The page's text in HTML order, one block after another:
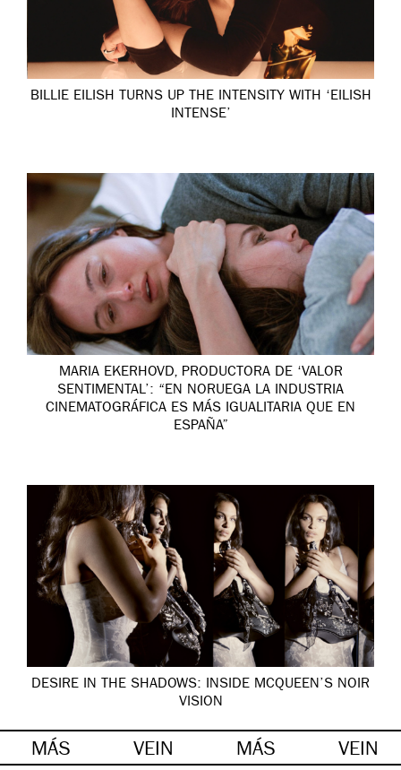
BILLIE EILISH TURNS UP THE INTENSITY WITH ‘EILISH
INTENSE’
MARIA EKERHOVD, PRODUCTORA DE ‘VALOR
SENTIMENTAL’: “EN NORUEGA LA INDUSTRIA
CINEMATOGRÁFICA ES MÁS IGUALITARIA QUE EN
ESPAÑA”
DESIRE IN THE SHADOWS: INSIDE MCQUEEN’S NOIR
VISION
MÁS VEIN MÁS VEIN